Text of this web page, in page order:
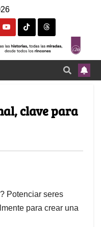
clave para
Potenciar seres
para crear una